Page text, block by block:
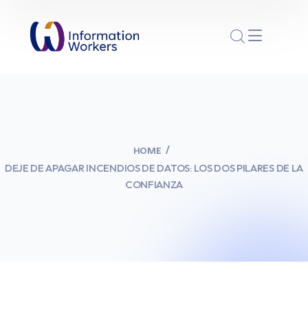
HOME
DEJE DE APAGAR INCENDIOS DE DATOS: LOS DOS PILARES DE LA
CONFIANZA